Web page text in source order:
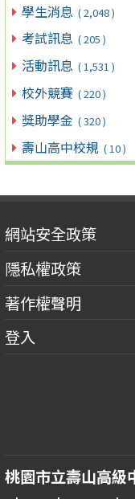
學生消息 ( 2,048 )
考試訊息 ( 205 )
活動訊息 ( 1,531 )
校外競賽 ( 220 )
獎助學金 ( 320 )
壽山高中校規 ( 10 )
網站安全政策
隱私權政策
著作權聲明
登入
桃園市立壽山高級